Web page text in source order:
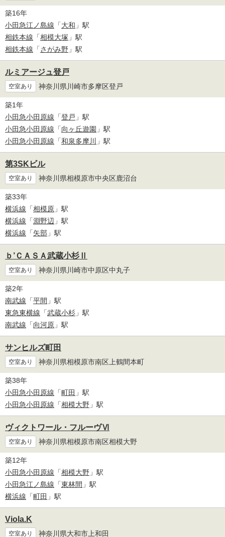
築16年
小田急江ノ島線 「大和 」駅
相鉄本線 「相模大塚 」駅
相鉄本線 「さがみ野 」駅
ルミアージュ登戸
空室あり 神奈川県川崎市多摩区登戸
築1年
小田急小田原線 「登戸 」駅
小田急小田原線 「向ヶ丘遊園 」駅
小田急小田原線 「和泉多摩川 」駅
第3SKビル
空室あり 神奈川県相模原市中央区鹿沼台
築33年
横浜線 「相模原 」駅
横浜線 「淵野辺 」駅
横浜線 「矢部 」駅
ｂ’ＣＡＳＡ武蔵小杉Ⅱ
空室あり 神奈川県川崎市中原区中丸子
築2年
南武線 「平間 」駅
東急東横線 「武蔵小杉 」駅
南武線 「向河原 」駅
サンヒルズ町田
空室あり 神奈川県相模原市南区上鶴間本町
築38年
小田急小田原線 「町田 」駅
小田急小田原線 「相模大野 」駅
ヴィクトワール・フルーヴⅥ
空室あり 神奈川県相模原市南区相模大野
築12年
小田急小田原線 「相模大野 」駅
小田急江ノ島線 「東林間 」駅
横浜線 「町田 」駅
Viola.K
空室あり 神奈川県大和市上和田